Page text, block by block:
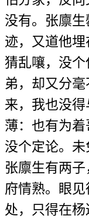
没有。张廪
迹，又道他
猜乱嚷，没
弟，却又分
来，我也没
薄：也有为着
没个定论。
张廪生有两
府情熟。眼
处，只得在杨